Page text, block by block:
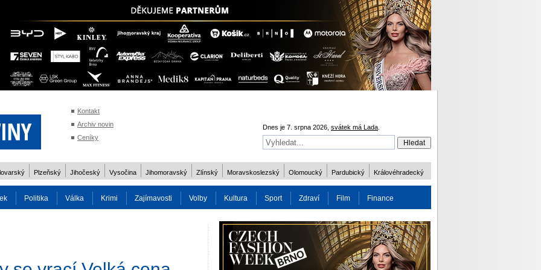
Kontakt
Archiv novin
Ceníky
Dnes je 7. srpna 2026, svátek má Lada
Plzeňský Jihočeský Vysočina Jihomoravský Zlínský Moravskoslezský Olomoucký Pardubický Královéhradecký
Politika Válka Krimi Zajímavosti Volby Kultura Sport Zdraví Film Finance
Charita Osobnost Více ODM 2016